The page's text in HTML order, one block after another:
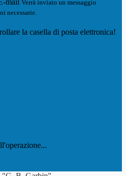
mail Verrà inviato un messaggio
necessarie.
la casella di posta elettronica!